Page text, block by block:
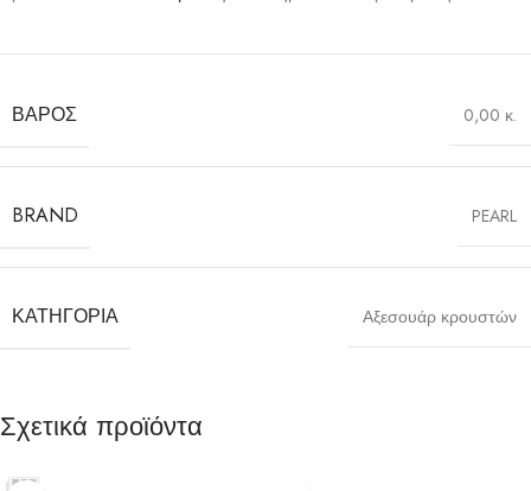
ΒΆΡΟΣ 0,00 κ.
BRAND PEARL
ΚΑΤΗΓΟΡΊΑ Αξεσουάρ κρουστών
Σχετικά προϊόντα